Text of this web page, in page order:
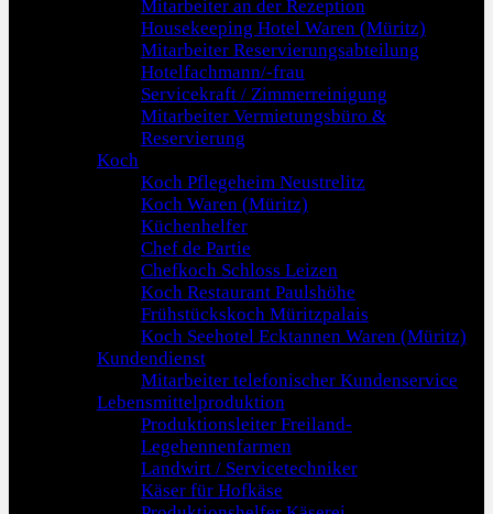
Mitarbeiter an der Rezeption
Housekeeping Hotel Waren (Müritz)
Mitarbeiter Reservierungsabteilung
Hotelfachmann/-frau
Servicekraft / Zimmerreinigung
Mitarbeiter Vermietungsbüro &
Reservierung
Koch
Koch Pflegeheim Neustrelitz
Koch Waren (Müritz)
Küchenhelfer
Chef de Partie
Chefkoch Schloss Leizen
Koch Restaurant Paulshöhe
Frühstückskoch Müritzpalais
Koch Seehotel Ecktannen Waren (Müritz)
Kundendienst
Mitarbeiter telefonischer Kundenservice
Lebensmittelproduktion
Produktionsleiter Freiland-
Legehennenfarmen
Landwirt / Servicetechniker
Käser für Hofkäse